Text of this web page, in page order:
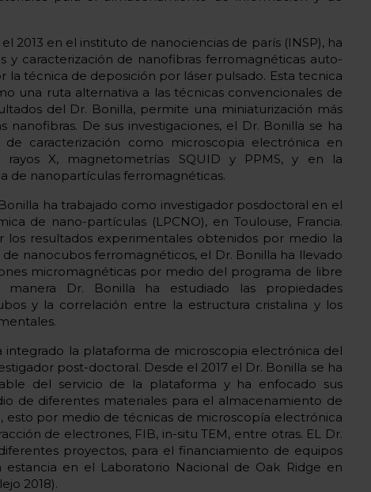
2013 en el instituto de nanociencias de parís (INSP), ha
y caracterización de nanofibras ferromagnéticas auto-
la técnica de deposición por láser pulsado. Esta tecnica
una ruta alternativa a las técnicas convencionales de
del Dr. Bonilla, permite una miniaturización más
nanofibras. De sus investigaciones, el Dr. Bonilla se ha
de caracterización como microscopia electrónica en
rayos X, magnetometrías SQUID y PPMS, y en la
de nanopartículas ferromagnéticas.
ha trabajado como investigador posdoctoral en el
de nano-partículas (LPCNO), en Toulouse, Francia.
los resultados experimentales obtenidos por medio la
nanocubos ferromagnéticos, el Dr. Bonilla ha llevado
micromagnéticas por medio del programa de libre
manera Dr. Bonilla ha estudiado las propiedades
y la correlación entre la estructura cristalina y los
integrado la plataforma de microscopia electrónica del
post-doctoral. Desde el 2017 el Dr. Bonilla se ha
del servicio de la plataforma y ha enfocado sus
de diferentes materiales para el almacenamiento de
esto por medio de técnicas de microscopía electrónica
de electrones, FIB, in-situ TEM, entre otras. EL Dr.
proyectos, para el financiamiento de equipos
estancia en el Laboratorio Nacional de Oak Ridge en
2018).